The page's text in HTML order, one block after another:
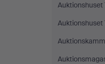
Auktionshuset
Auktionshuset